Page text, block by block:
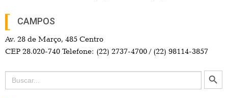
CAMPOS
Av. 28 de Março, 485 Centro
CEP 28.020-740 Telefone: (22) 2737-4700 / (22) 98114-3857
Search
for:
Search Button